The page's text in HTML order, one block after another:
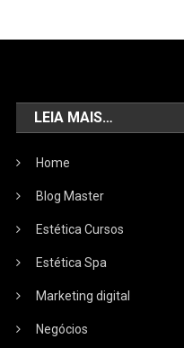
LEIA MAIS…
Home
Blog Master
Estética Cursos
Estética Spa
Marketing digital
Negócios